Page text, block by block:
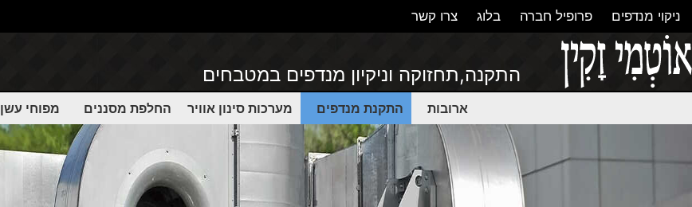
ניקוי מנדפים פרופיל חברה בלוג צרו קשר
התקנה,תחזוקה וניקיון מנדפים במטבחים
ארובות התקנת מנדפים מערכות סינון אוויר החלפת מסננים מפוחי עשן